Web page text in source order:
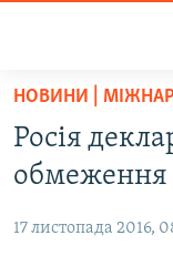
Перейти
основного
матеріалу
до
ВСЕ ЗА ДОБУ
ПОЛІТИКА
ВІЙНА
НОВИНИ |
Росія
обмеження
17 листопада 2016,